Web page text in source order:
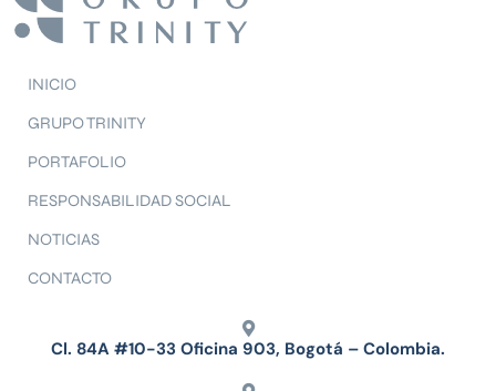
INICIO
GRUPO TRINITY
PORTAFOLIO
RESPONSABILIDAD SOCIAL
NOTICIAS
CONTACTO
Cl. 84A #10-33 Oficina 903, Bogotá – Colombia.